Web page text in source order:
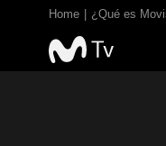
Home ¿Qué es